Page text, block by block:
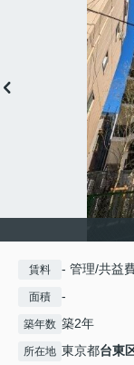
賃料 - 管理/共益
面積 -
築年数 築2年
所在地 東京都台東